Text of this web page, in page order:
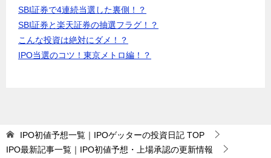
SBI証券で4連続当選した裏側！？
SBI証券と楽天証券の抽選フラグ！？
こんな投資は絶対にダメ！？
IPO当選のコツ！東京メトロ編！？
IPO初値予想一覧｜IPOゲッターの投資日記 TOP
IPO最新記事一覧｜IPO初値予想・上場承認の更新情報